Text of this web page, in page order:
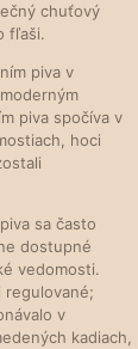
chuťový
fľaši.
piva v
piva spočíva v
hoci
sa často
dostupné
vedomosti.
regulované;
v
kadiach,